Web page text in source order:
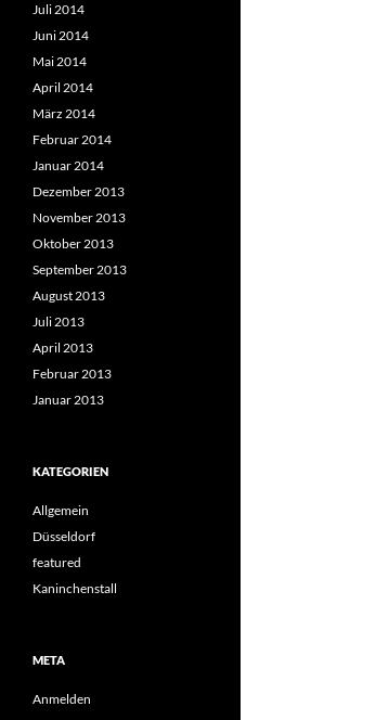
Juli 2014
Juni 2014
Mai 2014
April 2014
März 2014
Februar 2014
Januar 2014
Dezember 2013
November 2013
Oktober 2013
September 2013
August 2013
Juli 2013
April 2013
Februar 2013
Januar 2013
KATEGORIEN
Allgemein
Düsseldorf
featured
Kaninchenstall
META
Anmelden